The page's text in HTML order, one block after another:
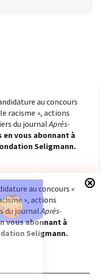
au concours
racisme », actions
du journal Après-
vous abonnant à
Seligmann.
vous
de la Fondation
politique de
de vous
au concours «
», actions
du journalAprès-
vous abonnant à
Seligmann.